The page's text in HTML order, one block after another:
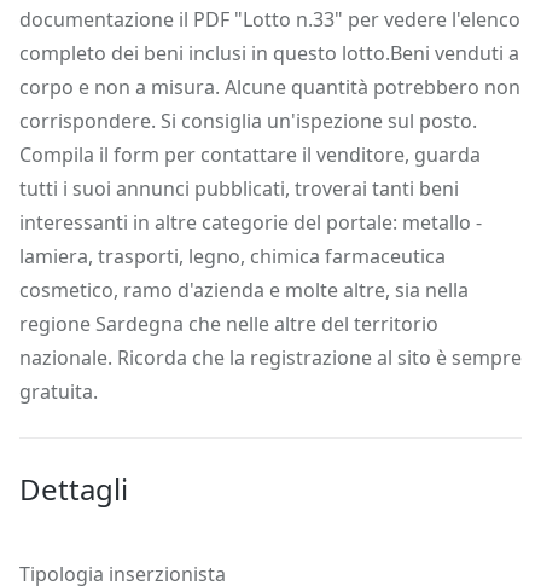
documentazione il PDF "Lotto n.33" per vedere l'elenco
completo dei beni inclusi in questo lotto.Beni venduti a
corpo e non a misura. Alcune quantità potrebbero non
corrispondere. Si consiglia un'ispezione sul posto.
Compila il form per contattare il venditore, guarda
tutti i suoi annunci pubblicati, troverai tanti beni
interessanti in altre categorie del portale: metallo -
lamiera, trasporti, legno, chimica farmaceutica
cosmetico, ramo d'azienda e molte altre, sia nella
regione Sardegna che nelle altre del territorio
nazionale. Ricorda che la registrazione al sito è sempre
gratuita.
Dettagli
Tipologia inserzionista